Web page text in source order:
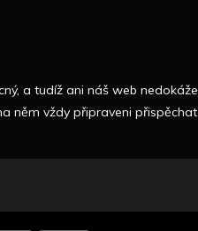
a tudíž ani náš web nedokáže
něm vždy připraveni přispěchat